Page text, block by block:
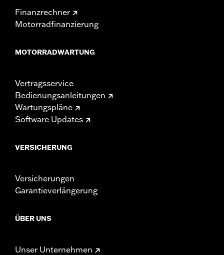
Finanzrechner
Motorradfinanzierung
MOTORRADWARTUNG
Vertragsservice
Bedienungsanleitungen
Wartungspläne
Software Updates
VERSICHERUNG
Versicherungen
Garantieverlängerung
ÜBER UNS
Unser Unternehmen